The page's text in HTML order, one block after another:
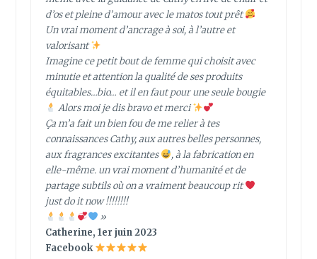
d’os et pleine d’amour avec le matos tout prêt
Un vrai moment d’ancrage à soi, à l’autre et
valorisant
Imagine ce petit bout de femme qui choisit avec
minutie et attention la qualité de ses produits
équitables…bio… et il en faut pour une seule bougie
Alors moi je dis bravo et merci
Ça m’a fait un bien fou de me relier à tes
connaissances Cathy, aux autres belles personnes,
aux fragrances excitantes
, à la fabrication en
elle-même. un vrai moment d’humanité et de
partage subtils où on a vraiment beaucoup rit
just do it now !!!!!!!!
»
Catherine, 1er juin 2023
Facebook